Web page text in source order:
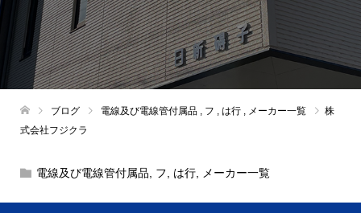
ブログ 電線及び電線管付属品 フ は行 メーカー一覧
株
式会社フジクラ
電線及び電線管付属品 フ は行, メーカー一覧